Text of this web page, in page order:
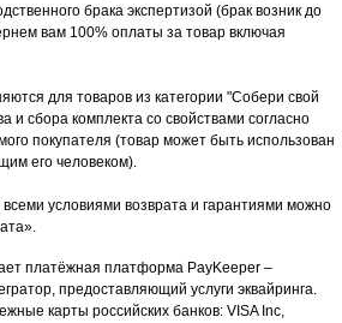
брака экспертизой (брак возник до
вам 100% оплаты за товар включая
для товаров из категории "Собери свой
и сбора комплекта со свойствами согласно
покупателя (товар может быть использован
его человеком).
условиями возврата и гарантиями можно
платёжная платформа PayKeeper –
предоставляющий услуги эквайринга.
карты российских банков: VISA Inc,